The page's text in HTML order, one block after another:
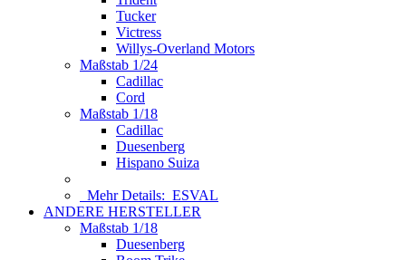
Tucker
Victress
Willys-Overland Motors
Maßstab 1/24
Cadillac
Cord
Maßstab 1/18
Cadillac
Duesenberg
Hispano Suiza
Mehr Details: ESVAL
ANDERE HERSTELLER
Maßstab 1/18
Duesenberg